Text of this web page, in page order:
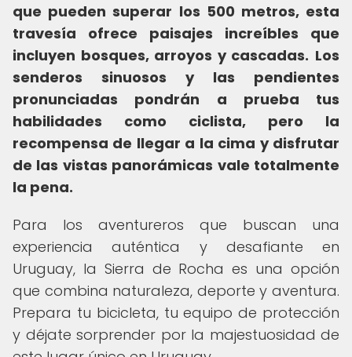
que pueden superar los 500 metros, esta
travesía ofrece paisajes increíbles que
incluyen bosques, arroyos y cascadas. Los
senderos sinuosos y las pendientes
pronunciadas pondrán a prueba tus
habilidades como ciclista, pero la
recompensa de llegar a la cima y disfrutar
de las vistas panorámicas vale totalmente
la pena.
Para los aventureros que buscan una
experiencia auténtica y desafiante en
Uruguay, la Sierra de Rocha es una opción
que combina naturaleza, deporte y aventura.
Prepara tu bicicleta, tu equipo de protección
y déjate sorprender por la majestuosidad de